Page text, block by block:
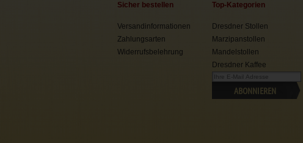
Sicher bestellen
Versandinformationen
Zahlungsarten
Widerrufsbelehrung
Top-Kategorien
Dresdner Stollen
Marzipanstollen
Mandelstollen
Dresdner Kaffee
ABONNIEREN